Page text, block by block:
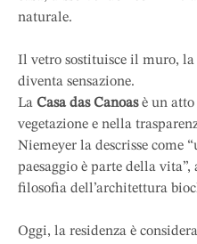
naturale.
Il vetro sostituisce il muro,
diventa sensazione.
La Casa das Canoasè un
vegetazione e nella
Niemeyer la descrisse come
paesaggio è parte della
filosofia dell’architettura
Oggi, la residenza è